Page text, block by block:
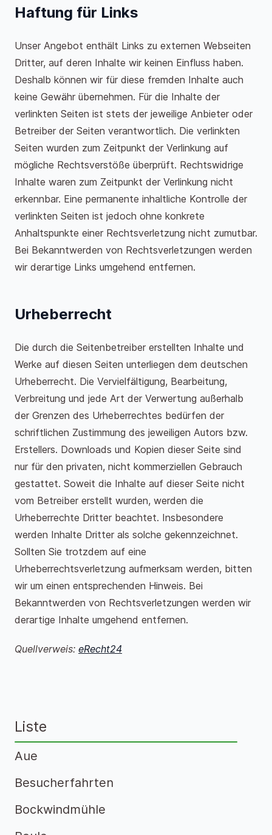
Haftung für Links
Unser Angebot enthält Links zu externen Webseiten
Dritter, auf deren Inhalte wir keinen Einfluss haben.
Deshalb können wir für diese fremden Inhalte auch
keine Gewähr übernehmen. Für die Inhalte der
verlinkten Seiten ist stets der jeweilige Anbieter oder
Betreiber der Seiten verantwortlich. Die verlinkten
Seiten wurden zum Zeitpunkt der Verlinkung auf
mögliche Rechtsverstöße überprüft. Rechtswidrige
Inhalte waren zum Zeitpunkt der Verlinkung nicht
erkennbar. Eine permanente inhaltliche Kontrolle der
verlinkten Seiten ist jedoch ohne konkrete
Anhaltspunkte einer Rechtsverletzung nicht zumutbar.
Bei Bekanntwerden von Rechtsverletzungen werden
wir derartige Links umgehend entfernen.
Urheberrecht
Die durch die Seitenbetreiber erstellten Inhalte und
Werke auf diesen Seiten unterliegen dem deutschen
Urheberrecht. Die Vervielfältigung, Bearbeitung,
Verbreitung und jede Art der Verwertung außerhalb
der Grenzen des Urheberrechtes bedürfen der
schriftlichen Zustimmung des jeweiligen Autors bzw.
Erstellers. Downloads und Kopien dieser Seite sind
nur für den privaten, nicht kommerziellen Gebrauch
gestattet. Soweit die Inhalte auf dieser Seite nicht
vom Betreiber erstellt wurden, werden die
Urheberrechte Dritter beachtet. Insbesondere
werden Inhalte Dritter als solche gekennzeichnet.
Sollten Sie trotzdem auf eine
Urheberrechtsverletzung aufmerksam werden, bitten
wir um einen entsprechenden Hinweis. Bei
Bekanntwerden von Rechtsverletzungen werden wir
derartige Inhalte umgehend entfernen.
Quellverweis: eRecht24
Liste
Aue
Besucherfahrten
Bockwindmühle